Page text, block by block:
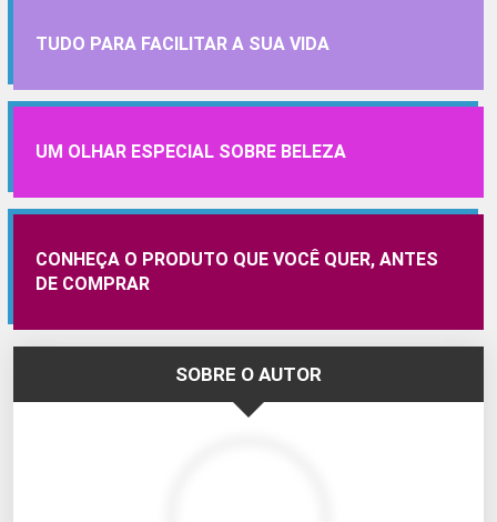
TUDO PARA FACILITAR A SUA VIDA
UM OLHAR ESPECIAL SOBRE BELEZA
CONHEÇA O PRODUTO QUE VOCÊ QUER, ANTES
DE COMPRAR
SOBRE O AUTOR